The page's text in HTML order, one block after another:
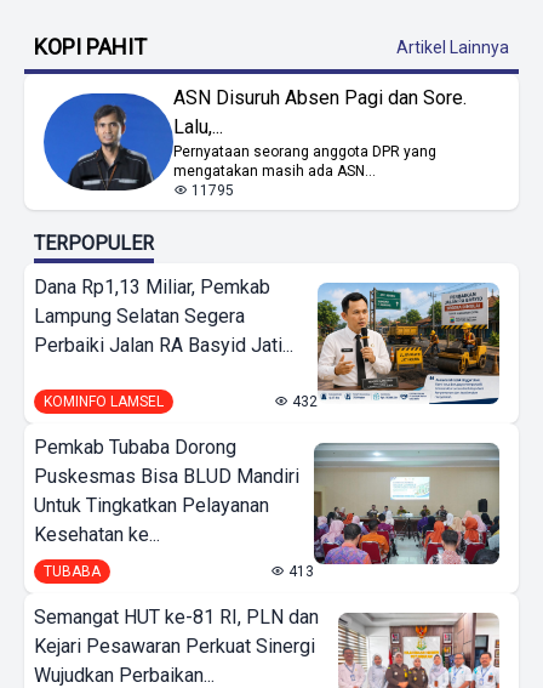
KOPI PAHIT Artikel Lainnya
ASN Disuruh Absen Pagi dan Sore.
Lalu,...
Pernyataan seorang anggota DPR yang
mengatakan masih ada ASN...
11795
TERPOPULER
Dana Rp1,13 Miliar, Pemkab
Lampung Selatan Segera
Perbaiki Jalan RA Basyid Jati...
KOMINFO LAMSEL 432
Pemkab Tubaba Dorong
Puskesmas Bisa BLUD Mandiri
Untuk Tingkatkan Pelayanan
Kesehatan ke...
TUBABA 413
Semangat HUT ke-81 RI, PLN dan
Kejari Pesawaran Perkuat Sinergi
Wujudkan Perbaikan...